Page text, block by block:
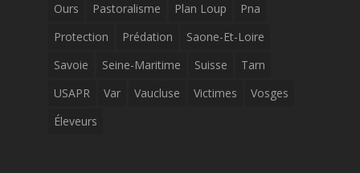
Ours
Pastoralisme Plan Loup
Pna
Protection
Prédation
Saone-Et-Loire
Savoie
Seine-Maritime Suisse
Tarn
USAPR
Var Vaucluse Victimes
Vosges
Éleveurs